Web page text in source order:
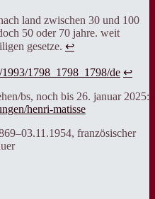
land zwischen 30 und 100
50 oder 70 jahre. weit
gesetze. ↩︎
1798_1798_1798/de ↩︎
bs, noch bis 26. januar 2025:
henri-matisse
französischer